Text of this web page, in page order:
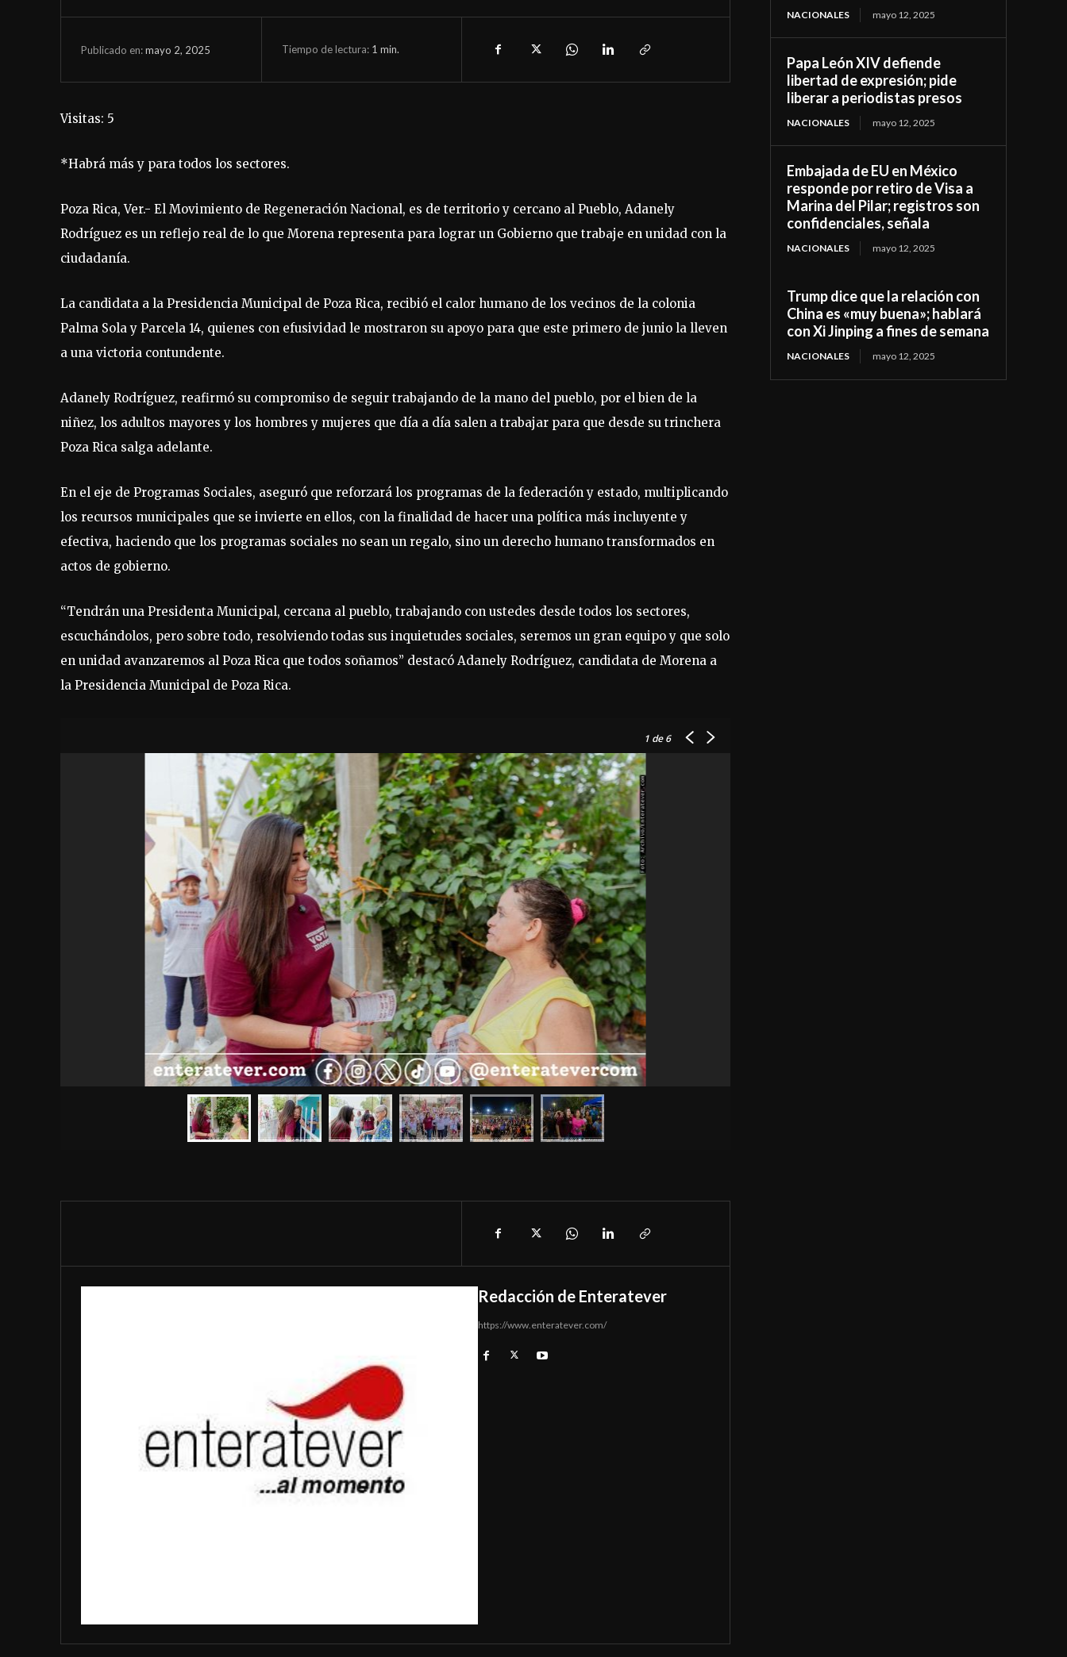
Publicado en:mayo 2, 2025 Tiempo de lectura: 1 min.
Visitas: 5
*Habrá más y para todos los sectores.
Poza Rica, Ver.- El Movimiento de Regeneración Nacional, es de territorio y cercano al Pueblo, Adanely
Rodríguez es un reflejo real de lo que Morena representa para lograr un Gobierno que trabaje en unidad con la
ciudadanía.
La candidata a la Presidencia Municipal de Poza Rica, recibió el calor humano de los vecinos de la colonia
Palma Sola y Parcela 14, quienes con efusividad le mostraron su apoyo para que este primero de junio la lleven
a una victoria contundente.
Adanely Rodríguez, reafirmó su compromiso de seguir trabajando de la mano del pueblo, por el bien de la
niñez, los adultos mayores y los hombres y mujeres que día a día salen a trabajar para que desde su trinchera
Poza Rica salga adelante.
En el eje de Programas Sociales, aseguró que reforzará los programas de la federación y estado, multiplicando
los recursos municipales que se invierte en ellos, con la finalidad de hacer una política más incluyente y
efectiva, haciendo que los programas sociales no sean un regalo, sino un derecho humano transformados en
actos de gobierno.
“Tendrán una Presidenta Municipal, cercana al pueblo, trabajando con ustedes desde todos los sectores,
escuchándolos, pero sobre todo, resolviendo todas sus inquietudes sociales, seremos un gran equipo y que solo
en unidad avanzaremos al Poza Rica que todos soñamos” destacó Adanely Rodríguez, candidata de Morena a
la Presidencia Municipal de Poza Rica.
1 de 6
Redacción de Enteratever
https://www.enteratever.com/
NACIONALES mayo 12, 2025
Papa León XIV defiende
libertad de expresión; pide
liberar a periodistas presos
NACIONALES mayo 12, 2025
Embajada de EU en México
responde por retiro de Visa a
Marina del Pilar; registros son
confidenciales, señala
NACIONALES mayo 12, 2025
Trump dice que la relación con
China es «muy buena»; hablará
con Xi Jinping a fines de semana
NACIONALES mayo 12, 2025